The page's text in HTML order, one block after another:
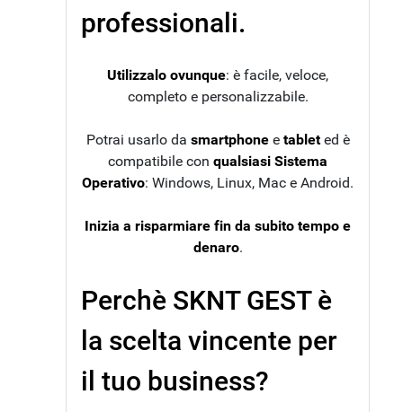
professionali.
Utilizzalo ovunque: è facile, veloce,
completo e personalizzabile.
Potrai usarlo da smartphonee tableted è
compatibile con qualsiasi Sistema
Operativo: Windows, Linux, Mac e Android.
Inizia a risparmiare fin da subito tempo e
denaro.
Perchè SKNT GEST è
la scelta vincente per
il tuo business?